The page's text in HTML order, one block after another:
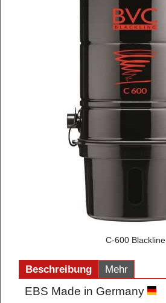
C-600 Blackline
Beschreibung Mehr
EBS Made in Germany